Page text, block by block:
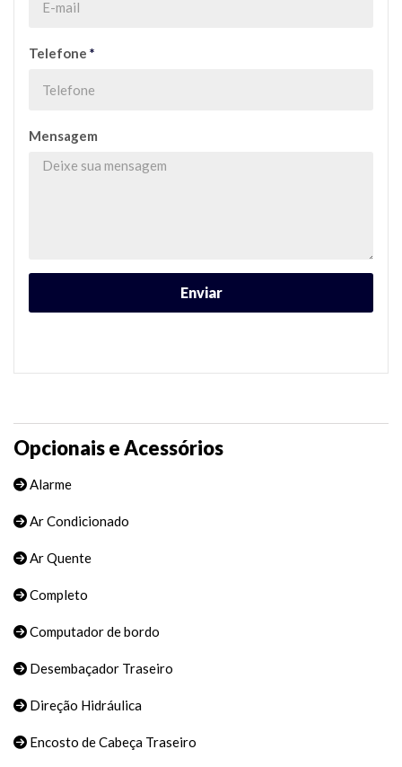
Telefone *
Mensagem
Opcionais e Acessórios
Alarme
Ar Condicionado
Ar Quente
Completo
Computador de bordo
Desembaçador Traseiro
Direção Hidráulica
Encosto de Cabeça Traseiro